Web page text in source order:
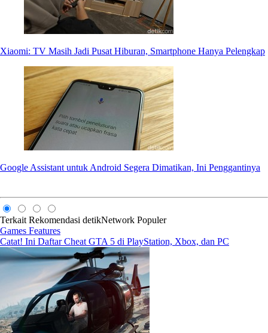
Xiaomi: TV Masih Jadi Pusat Hiburan, Smartphone Hanya Pelengkap
Google Assistant untuk Android Segera Dimatikan, Ini Penggantinya
Terkait Rekomendasi detikNetwork Populer
Games Features
Catat! Ini Daftar Cheat GTA 5 di PlayStation, Xbox, dan PC